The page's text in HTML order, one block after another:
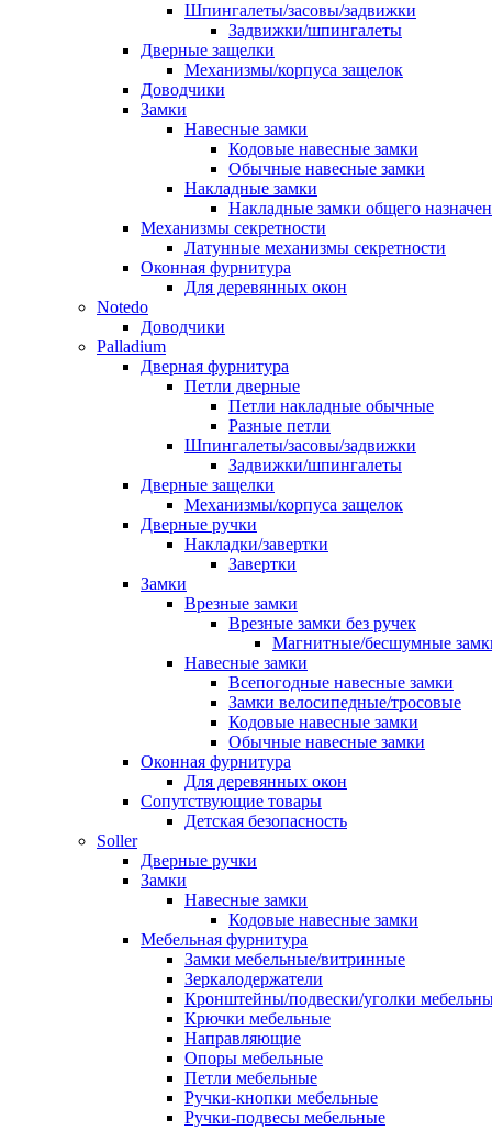
Шпингалеты/засовы/задвижки
Задвижки/шпингалеты
Дверные защелки
Механизмы/корпуса защелок
Доводчики
Замки
Навесные замки
Кодовые навесные замки
Обычные навесные замки
Накладные замки
Накладные замки общего
Механизмы секретности
Латунные механизмы секретности
Оконная фурнитура
Для деревянных окон
Notedo
Доводчики
Palladium
Дверная фурнитура
Петли дверные
Петли накладные обычные
Разные петли
Шпингалеты/засовы/задвижки
Задвижки/шпингалеты
Дверные защелки
Механизмы/корпуса защелок
Дверные ручки
Накладки/завертки
Завертки
Замки
Врезные замки
Врезные замки без ручек
Магнитные/бесшумные
Навесные замки
Всепогодные навесные замки
Замки велосипедные/тросовые
Кодовые навесные замки
Обычные навесные замки
Оконная фурнитура
Для деревянных окон
Сопутствующие товары
Детская безопасность
Soller
Дверные ручки
Замки
Навесные замки
Кодовые навесные замки
Мебельная фурнитура
Замки мебельные/витринные
Зеркалодержатели
Кронштейны/подвески/уголки
Крючки мебельные
Направляющие
Опоры мебельные
Петли мебельные
Ручки-кнопки мебельные
Ручки-подвесы мебельные